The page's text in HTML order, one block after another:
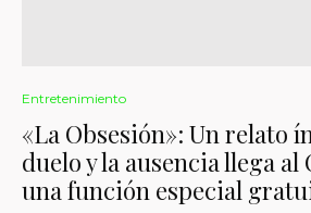
Entretenimiento
«La Obsesión»: Un relato
duelo y la ausencia llega
una función especial